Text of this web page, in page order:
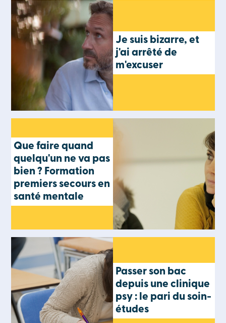
Je suis bizarre, et
j'ai arrêté de
m'excuser
Que faire quand
quelqu'un ne va pas
bien ? Formation
premiers secours en
santé mentale
Passer son bac
depuis une clinique
psy : le pari du soin-
études